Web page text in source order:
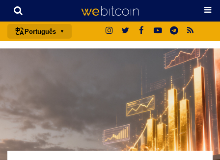
Português
italiano
deutsch
日本語